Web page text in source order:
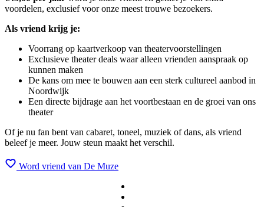
voordelen, exclusief voor onze meest trouwe bezoekers.
Als vriend krijg je:
Voorrang op kaartverkoop van theatervoorstellingen
Exclusieve theater deals waar alleen vrienden aanspraak op
kunnen maken
De kans om mee te bouwen aan een sterk cultureel aanbod in
Noordwijk
Een directe bijdrage aan het voortbestaan en de groei van ons
theater
Of je nu fan bent van cabaret, toneel, muziek of dans, als vriend
beleef je meer. Jouw steun maakt het verschil.
Word vriend van De Muze